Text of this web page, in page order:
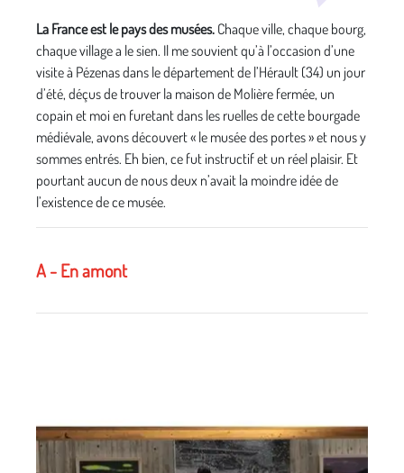
La France est le pays des musées. Chaque ville, chaque bourg,
chaque village a le sien. Il me souvient qu’à l’occasion d’une
visite à Pézenas dans le département de l’Hérault (34) un jour
d’été, déçus de trouver la maison de Molière fermée, un
copain et moi en furetant dans les ruelles de cette bourgade
médiévale, avons découvert « le musée des portes » et nous y
sommes entrés. Eh bien, ce fut instructif et un réel plaisir. Et
pourtant aucun de nous deux n’avait la moindre idée de
l’existence de ce musée.
A - En amont